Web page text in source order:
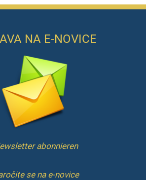
NA E-NOVICE
abonnieren
se na e-novice